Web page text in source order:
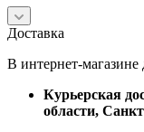
Доставка
В интернет-магазине
Курьерская
области,